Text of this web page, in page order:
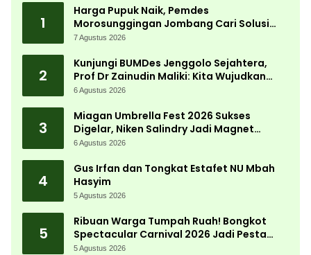
1
Harga Pupuk Naik, Pemdes
Morosunggingan Jombang Cari Solusi
Lewat Kajian Akademik
7 Agustus 2026
2
Kunjungi BUMDes Jenggolo Sejahtera,
Prof Dr Zainudin Maliki: Kita Wujudkan
Kemandirian Ekonomi dengan Potensi
6 Agustus 2026
3
Miagan Umbrella Fest 2026 Sukses
Digelar, Niken Salindry Jadi Magnet
Ribuan Pengunjung
6 Agustus 2026
4
Gus Irfan dan Tongkat Estafet NU Mbah
Hasyim
5 Agustus 2026
5
Ribuan Warga Tumpah Ruah! Bongkot
Spectacular Carnival 2026 Jadi Pesta
Kemerdekaan Terbesar di Peterongan
5 Agustus 2026